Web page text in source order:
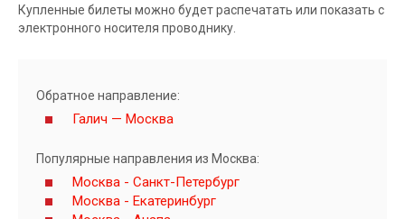
Купленные билеты можно будет распечатать или показать с
электронного носителя проводнику.
Обратное направление:
Галич — Москва
Популярные направления из Москва:
Москва - Санкт-Петербург
Москва - Екатеринбург